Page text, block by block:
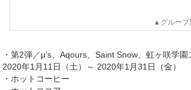
▲グループ
・第2弾／μ’s、Aqours、Saint Snow、虹ヶ咲学
2020年1月11日（土）～ 2020年1月31日（金）
・ホットコーヒー